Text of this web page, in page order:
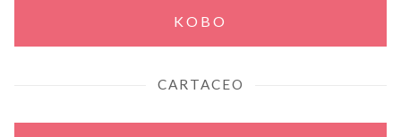
KOBO
CARTACEO